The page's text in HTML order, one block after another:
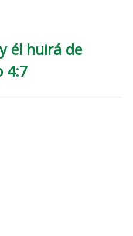
él huirá de
4:7